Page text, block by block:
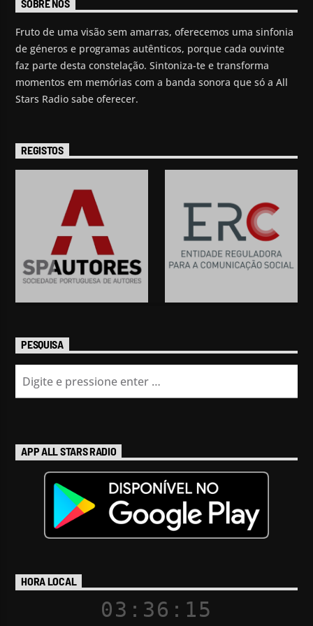
SOBRE NÓS
Fruto de uma visão sem amarras, oferecemos uma sinfonia
de géneros e programas autênticos, porque cada ouvinte
faz parte desta constelação. Sintoniza-te e transforma
momentos em memórias com a banda sonora que só a All
Stars Radio sabe oferecer.
REGISTOS
PESQUISA
APP ALL STARS RADIO
HORA LOCAL
03:36:16